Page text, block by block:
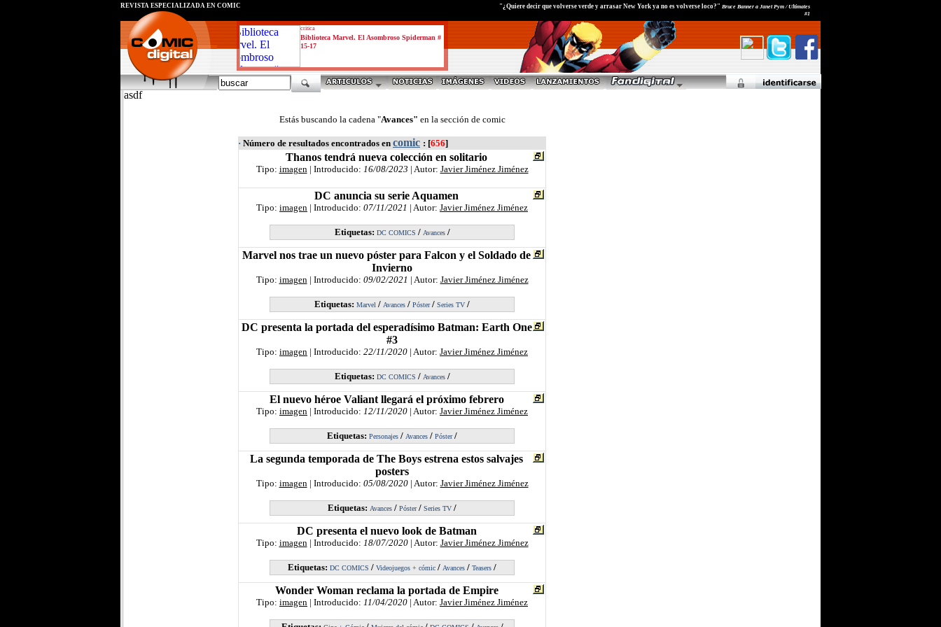
critica
Biblioteca Marvel. El Asombroso Spiderman #
15-17
REVISTA ESPECIALIZADA EN CÓMIC "¿Quiere decir que volverse verde y arrasar New York ya no es volverse loco?" Bruce Banner a Janet Pym / Ultimates
#1
asdf
Estás buscando la cadena "Avances" en la sección de comic
· Número de resultados encontrados en comic : [656]
Thanos tendrá nueva colección en solitario
Tipo: imagen| Introducido: 16/08/2023 | Autor: Javier Jiménez Jiménez
DC anuncia su serie Aquamen
Tipo: imagen | Introducido: 07/11/2021 | Autor: Javier Jiménez Jiménez
Etiquetas: DC COMICS / Avances/
Marvel nos trae un nuevo póster para Falcon y el Soldado de
Invierno
Tipo: imagen| Introducido: 09/02/2021 | Autor: Javier Jiménez Jiménez
Etiquetas: Marvel / Avances / Póster/ Series TV /
DC presenta la portada del esperadísimo Batman: Earth One
#3
Tipo: imagen | Introducido: 22/11/2020 | Autor: Javier Jiménez Jiménez
Etiquetas: DC COMICS / Avances/
El nuevo héroe Valiant llegará el próximo febrero
Tipo: imagen | Introducido: 12/11/2020 | Autor: Javier Jiménez Jiménez
Etiquetas: Personajes / Avances / Póster/
La segunda temporada de The Boys estrena estos salvajes
posters
Tipo: imagen| Introducido: 05/08/2020| Autor: Javier Jiménez Jiménez
Etiquetas: Avances / Póster/ Series TV /
DC presenta el nuevo look de Batman
Tipo: imagen| Introducido: 18/07/2020| Autor: Javier Jiménez Jiménez
Etiquetas: DC COMICS / Videojuegos + cómic / Avances / Teasers /
Wonder Woman reclama la portada de Empire
Tipo: imagen | Introducido: 11/04/2020 | Autor: Javier Jiménez Jiménez